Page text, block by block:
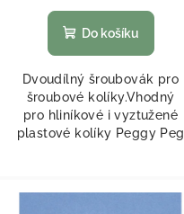
Do košíku
Dvoudílný šroubovák pro
šroubové kolíky.Vhodný
pro hliníkové i vyztužené
plastové kolíky Peggy Peg